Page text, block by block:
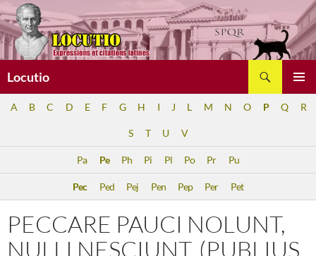
Aller
au
contenu
Locutio
A B C D E F G H I J L M N O P Q R
S T U V
Pa Pe Ph Pi Pl Po Pr Pu
Pec Ped Pej Pen Pep Per Pet
PECCARE PAUCI NOLUNT,
NULLI NESCIUNT. (PUBLIUS